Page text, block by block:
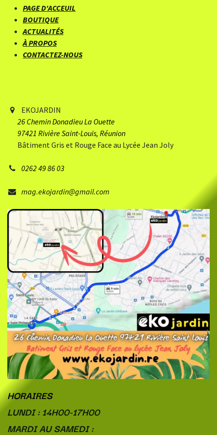
PAGE D'ACCEUIL
BOUTIQUE
ACTUALITÉS
À PROPOS
CONTACTEZ-NOUS
EKOJARDIN
26 Chemin Donadieu​ La Ouette
97421 Rivière Saint-Louis, Réunion
Bâtiment Gris et Rouge Face au Lycée Jean Joly
0262 49 86 03
mag.ekojardin@gmail.com
HORAIRES
LUNDI : 14H00-17H00
MARDI AU SAMEDI :